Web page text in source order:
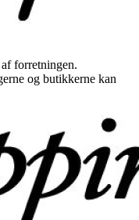
forretningen.
og butikkerne kan